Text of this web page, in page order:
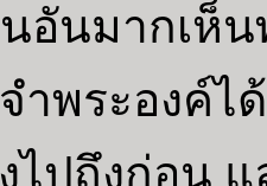
อันมากเห็
ำพระอง
ไปถึงก่อน